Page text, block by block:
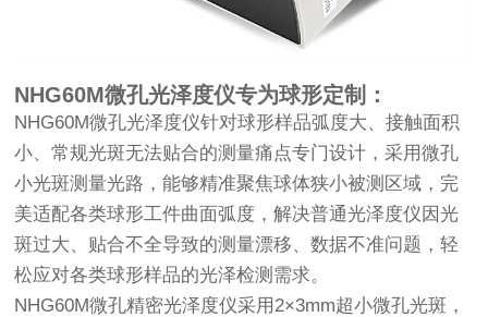
NHG60M微孔光泽度仪专为球形定制：
NHG60M微孔光泽度仪针对球形样品弧度大、接触面积
小、常规光斑无法贴合的测量痛点专门设计，采用微孔
小光斑测量光路，能够精准聚焦球体狭小被测区域，完
美适配各类球形工件曲面弧度，解决普通光泽度仪因光
斑过大、贴合不全导致的测量漂移、数据不准问题，轻
松应对各类球形样品的光泽检测需求。
NHG60M微孔精密光泽度仪采用2×3mm超小微孔光斑，